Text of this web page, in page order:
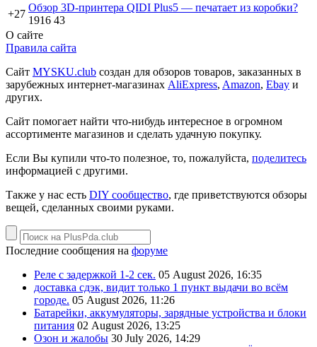
+27
Обзор 3D-принтера QIDI Plus5 — печатает из коробки?
1916 43
О сайте
Правила сайта
Сайт MYSKU.club cоздан для обзоров товаров, заказанных в
зарубежных интернет-магазинах AliExpress, Amazon, Ebay и
других.
Сайт помогает найти что-нибудь интересное в огромном
ассортименте магазинов и сделать удачную покупку.
Если Вы купили что-то полезное, то, пожалуйста, поделитесь
информацией с другими.
Также у нас есть DIY сообщество, где приветствуются обзоры
вещей, сделанных своими руками.
Последние сообщения на форуме
Реле с задержкой 1-2 сек. 05 August 2026, 16:35
доставка сдэк, видит только 1 пункт выдачи во всём
городе. 05 August 2026, 11:26
Батарейки, аккумуляторы, зарядные устройства и блоки
питания 02 August 2026, 13:25
Озон и жалобы 30 July 2026, 14:29